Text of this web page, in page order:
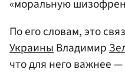
«моральную
По его словам, это
УкраиныВладимир
что для него важнее